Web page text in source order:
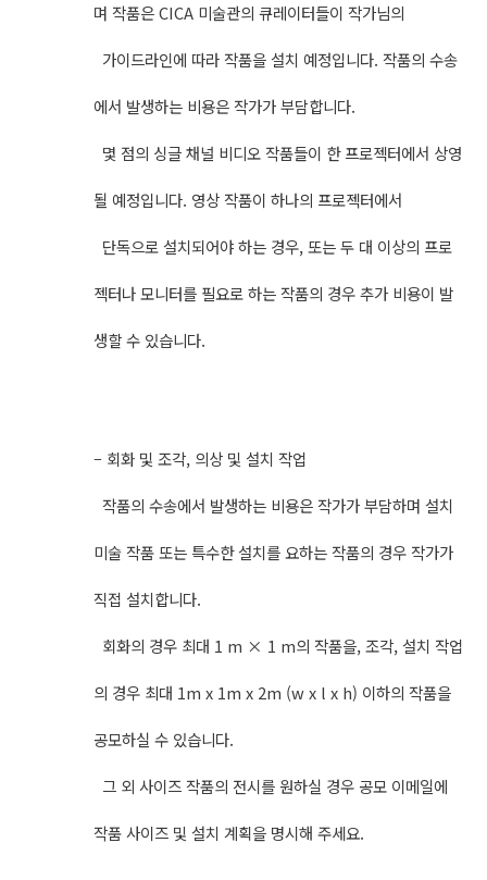
며 작품은 CICA 미술관의 큐레이터들이 작가님의
가이드라인에 따라 작품을 설치 예정입니다. 작품의 수송
에서 발생하는 비용은 작가가 부담합니다.
몇 점의 싱글 채널 비디오 작품들이 한 프로젝터에서 상영
될 예정입니다. 영상 작품이 하나의 프로젝터에서
단독으로 설치되어야 하는 경우, 또는 두 대 이상의 프로
젝터나 모니터를 필요로 하는 작품의 경우 추가 비용이 발
생할 수 있습니다.
– 회화 및 조각, 의상 및 설치 작업
작품의 수송에서 발생하는 비용은 작가가 부담하며 설치
미술 작품 또는 특수한 설치를 요하는 작품의 경우 작가가
직접 설치합니다.
회화의 경우 최대 1 m × 1 m의 작품을, 조각, 설치 작업
의 경우 최대 1m x 1m x 2m (w x l x h) 이하의 작품을
공모하실 수 있습니다.
그 외 사이즈 작품의 전시를 원하실 경우 공모 이메일에
작품 사이즈 및 설치 계획을 명시해 주세요.